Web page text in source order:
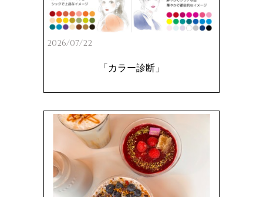
2026/07/22
「カラー診断」